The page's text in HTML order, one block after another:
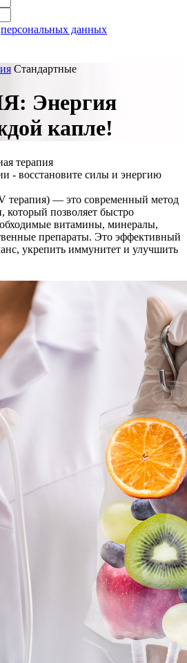
персональных данных
Стандартные
Энергия
капле!
терапия
- восстановите силы и энергию
терапия) — это современный метод
который позволяет быстро
витамины, минералы,
препараты. Это эффективный
укрепить иммунитет и улучшить